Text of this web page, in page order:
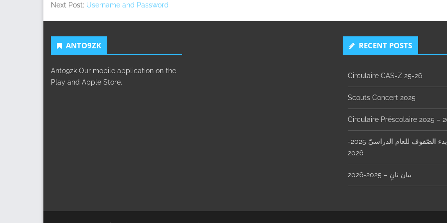
Next Post: Username and Password
ANTO9ZK
Anto9zk Our mobile application on the
Play and Apple Store.
RECENT POSTS
Circulaire CAS-Z 25-26
Scouts Concert 2025
Circulaire Préscolaire 2025 –
مواعيد بدء الصّفوف للعام الدراسيّ 2025-
2026
بيان ثانٍ – 2025-2026